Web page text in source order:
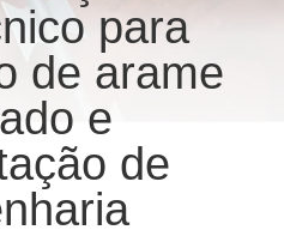
para
de arame
e
de